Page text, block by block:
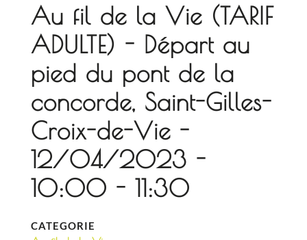
Au fil de la Vie (TARIF
ADULTE) - Départ au
pied du pont de la
concorde, Saint-Gilles-
Croix-de-Vie -
12/04/2023 -
10:00 - 11:30
CATEGORIE